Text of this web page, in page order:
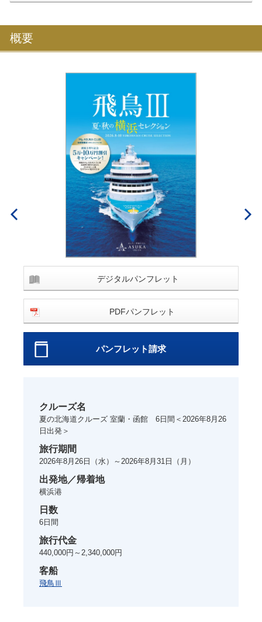
概要
デジタルパンフレット
PDFパンフレット
パンフレット請求
クルーズ名
夏の北海道クルーズ 室蘭・函館 6日間＜2026年8月26
日出発＞
旅行期間
2026年8月26日 （水）～ 2026年8月31日 （月）
出発地／帰着地
横浜港
日数
6 日間
旅行代金
440,000円～2,340,000円
客船
飛鳥Ⅲ